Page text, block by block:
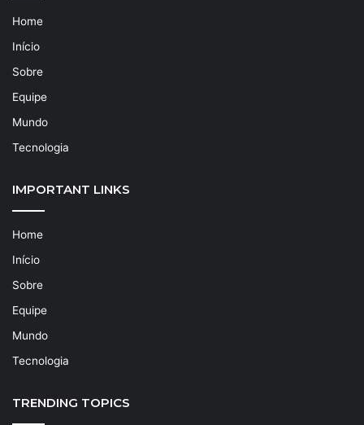
Home
Início
Sobre
Equipe
Mundo
Tecnologia
IMPORTANT LINKS
Home
Início
Sobre
Equipe
Mundo
Tecnologia
TRENDING TOPICS